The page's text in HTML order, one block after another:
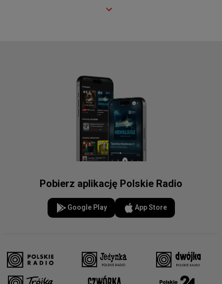
Pobierz aplikację Polskie Radio
Google Play App Store